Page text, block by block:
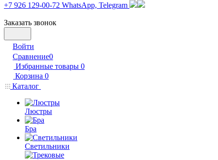
+7 926 129-00-72 WhatsApp, Telegram
Заказать звонок
Войти
Сравнение0
Избранные товары 0
Корзина 0
Каталог
Люстры
Бра
Светильники